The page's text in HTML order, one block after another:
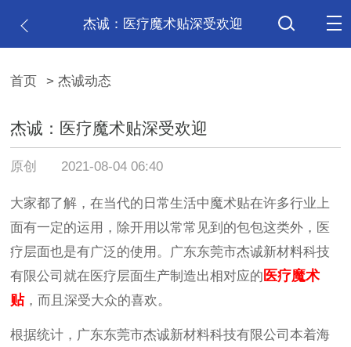
杰诚：医疗魔术贴深受欢迎
首页 > 杰诚动态
杰诚：医疗魔术贴深受欢迎
原创 2021-08-04 06:40
大家都了解，在当代的日常生活中魔术贴在许多行业上
面有一定的运用，除开用以常常见到的包包这类外，医
疗层面也是有广泛的使用。广东东莞市杰诚新材料科技
有限公司就在医疗层面生产制造出相对应的 医疗魔术
贴，而且深受大众的喜欢。
根据统计，广东东莞市杰诚新材料科技有限公司本着海